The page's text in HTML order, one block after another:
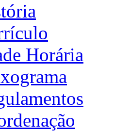
Horária